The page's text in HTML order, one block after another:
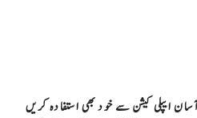
ایپلی کیشن سے خود بھی استفادہ کریں